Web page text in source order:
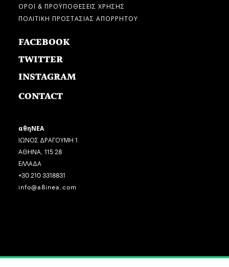
ΟΡΟΙ & ΠΡΟΫΠΟΘΕΣΕΙΣ ΧΡΗΣΗΣ
ΠΟΛΙΤΙΚΗ ΠΡΟΣΤΑΣΙΑΣ ΑΠΟΡΡΗΤΟΥ
FACEBOOK
TWITTER
INSTAGRAM
CONTACT
αθηΝΕΑ
ΙΩΝΟΣ ΔΡΑΓΟΥΜΗ 1
ΑΘΗΝΑ, 115 28
ΕΛΛΑΔΑ
+30 210 3318831
info@a8inea.com